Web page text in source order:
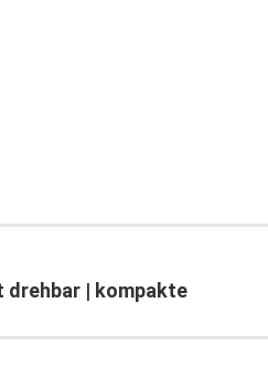
drehbar | kompakte